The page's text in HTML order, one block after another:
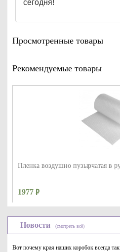
сегодня!
Просмотренные товары
Рекомендуемые товары
Пленка воздушно пузырчатая в
1977
Новости (смотреть всё)
Вот почему края наших коробок всегда